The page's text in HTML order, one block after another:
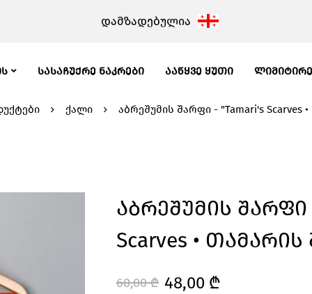
დამზადებულია
ᲡᲐᲡᲐᲩᲣᲥᲠᲔ ᲜᲐᲙᲠᲔᲑᲘ ᲐᲐᲬᲧᲕᲔ ᲧᲣᲗᲘ
ქალი აბრეშუმის შარფი - "Tamari's Scarves
Აბრეშუმის Შარფი
Scarves •
60,00₾ 48,00 ₾